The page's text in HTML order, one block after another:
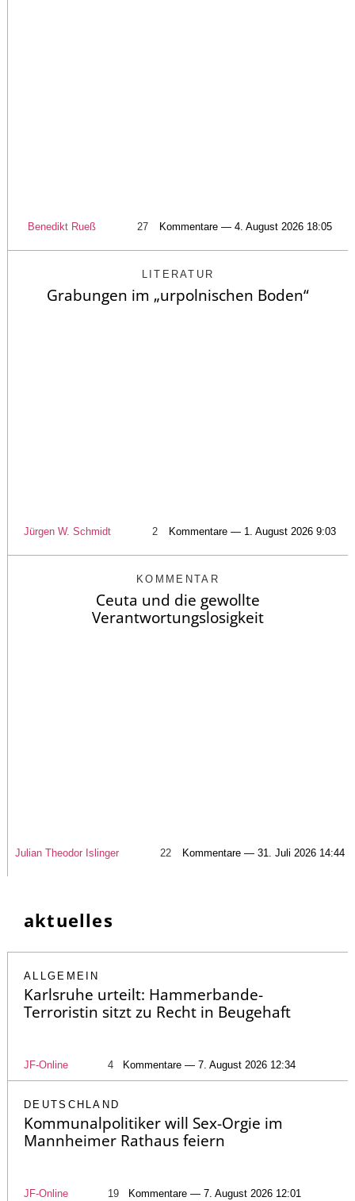
Benedikt Rueß 27 Kommentare — 4. August 2026 18:05
LITERATUR
Grabungen im „urpolnischen Boden“
Jürgen W. Schmidt 2 Kommentare — 1. August 2026 9:03
KOMMENTAR
Ceuta und die gewollte
Verantwortungslosigkeit
Julian Theodor Islinger 22 Kommentare — 31. Juli 2026 14:44
aktuelles
ALLGEMEIN
Karlsruhe urteilt: Hammerbande-
Terroristin sitzt zu Recht in Beugehaft
JF-Online 4 Kommentare — 7. August 2026 12:34
DEUTSCHLAND
Kommunalpolitiker will Sex-Orgie im
Mannheimer Rathaus feiern
JF-Online 19 Kommentare — 7. August 2026 12:01